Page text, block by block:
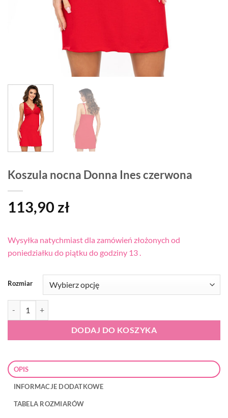
Koszula nocna Donna Ines czerwona
113,90 zł
Wysyłka natychmiast dla zamówień złożonych od
poniedziałku do piątku do godziny 13 .
Rozmiar
DODAJ DO KOSZYKA
OPIS
INFORMACJE DODATKOWE
TABELA ROZMIARÓW